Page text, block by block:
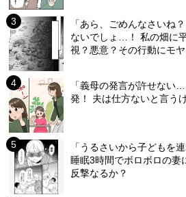
「あら、ごめんなさいね
ないでしょ…！ 私の畑に
視？悪意？その行動にモ
「義母の発言が許せない
発！ 夫は仕方ないと言う
「うるさいから子どもを
睡眠3時間でボロボロの
反撃なるか？